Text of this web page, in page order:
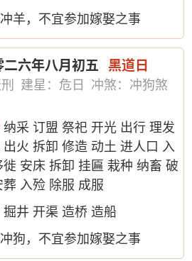
羊，不宜参加嫁娶之事
二六年八月初五 黑道日
建星：危日
冲煞：冲狗煞
纳采 订盟 祭祀 开光 出行 理发
出火 拆卸 修造 动土 进人口 入
徙 安床 拆卸 挂匾 栽种 纳畜 破
葬 入殓 除服 成服
掘井 开渠 造桥 造船
狗，不宜参加嫁娶之事